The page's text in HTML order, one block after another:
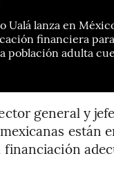
Ualá lanza en
financiera
población adulta
general y
están